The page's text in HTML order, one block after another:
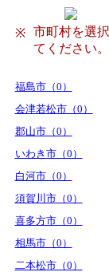
※
市町村を選
てください。
福島市（0）
会津若松市（0）
郡山市（0）
いわき市（0）
白河市（0）
須賀川市（0）
喜多方市（0）
相馬市（0）
二本松市（0）